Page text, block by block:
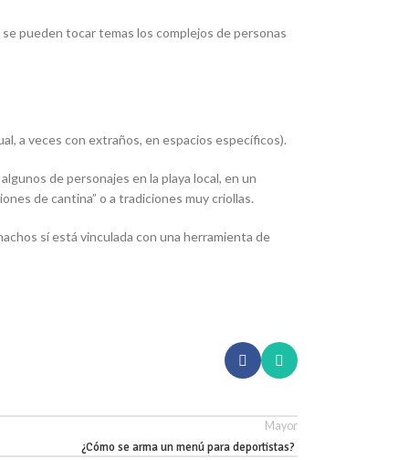
pueden tocar temas los complejos de personas
a veces con extraños, en espacios específicos).
de personajes en la playa local, en un
de cantina” o a tradiciones muy criollas.
sí está vinculada con una herramienta de
Mayor
¿Cómo se arma un menú para deportistas?